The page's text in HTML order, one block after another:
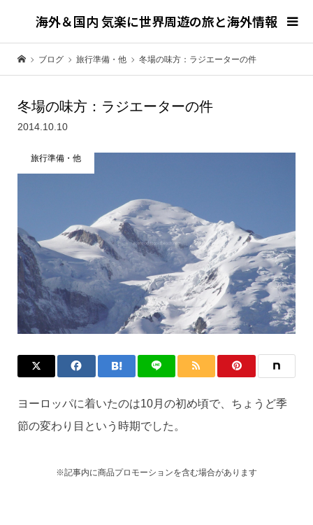
海外＆国内 気楽に世界周遊の旅と海外情報
ブログ 旅行準備・他 冬場の味方：ラジエーターの件
冬場の味方：ラジエーターの件
2014.10.10
旅行準備・他
ヨーロッパに着いたのは10月の初め頃で、ちょうど季
節の変わり目という時期でした。
※記事内に商品プロモーションを含む場合があります